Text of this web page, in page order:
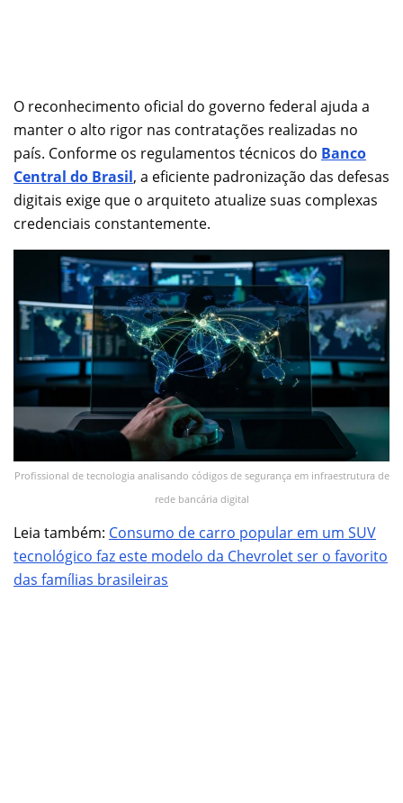
O reconhecimento oficial do governo federal ajuda a
manter o alto rigor nas contratações realizadas no
país. Conforme os regulamentos técnicos do Banco
Central do Brasil, a eficiente padronização das defesas
digitais exige que o arquiteto atualize suas complexas
credenciais constantemente.
Profissional de tecnologia analisando códigos de segurança em infraestrutura de
rede bancária digital
Leia também: Consumo de carro popular em um SUV
tecnológico faz este modelo da Chevrolet ser o favorito
das famílias brasileiras